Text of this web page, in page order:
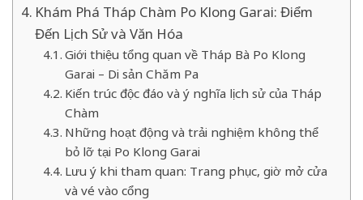
Khám Phá Tháp Chàm Po Klong Garai: Điểm
Đến Lịch Sử và Văn Hóa
Giới thiệu tổng quan về Tháp Bà Po Klong
Garai – Di sản Chăm Pa
Kiến trúc độc đáo và ý nghĩa lịch sử của Tháp
Chàm
Những hoạt động và trải nghiệm không thể
bỏ lỡ tại Po Klong Garai
Lưu ý khi tham quan: Trang phục, giờ mở cửa
và vé vào cổng